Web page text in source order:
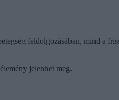
feldolgozásában, mind a
jelenhet meg.